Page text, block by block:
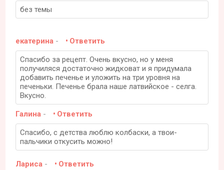
без темы
екатерина - Ответить
Спасибо за рецепт. Очень вкусно, но у меня
получиляся достаточно жидковат и я придумала
добавить печенье и уложить на три уровня на
печеньки. Печенье брала наше латвийское - селга.
Вкусно.
Галина - Ответить
Спасибо, с детства люблю колбаски, а твои-
пальчики откусить можно!
Лариса - Ответить